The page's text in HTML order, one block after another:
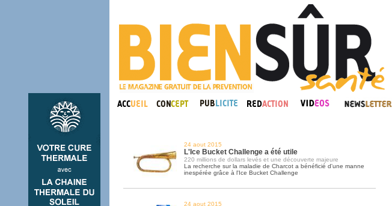
24 aout 2015
L'Ice Bucket Challenge a été utile
220 millions de dollars levés et une découverte majeure
La recherche sur la maladie de Charcot a bénéficié d'une manne
inespérée grâce à l'Ice Bucket Challenge
24 aout 2015